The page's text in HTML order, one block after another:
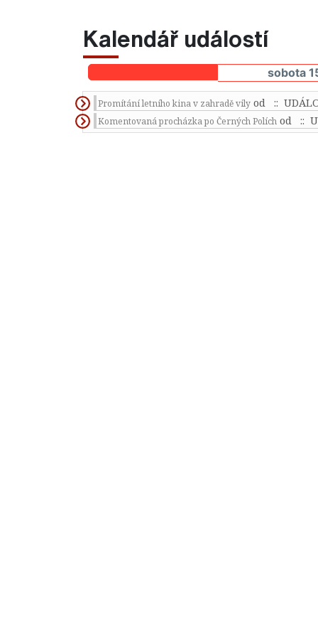
Kalendář událostí
sobota
Promítání letního kina v zahradě vily od ::
Komentovaná procházka po Černých Polích od ::